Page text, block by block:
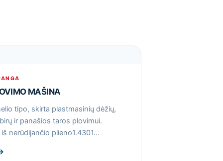
MAŠINA
tipo, skirta plastmasinių dėžių,
ir panašios taros plovimui.
nerūdijančio plieno1.4301…